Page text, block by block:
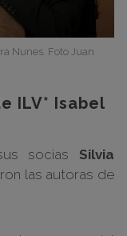
Nunes. Foto Juan
ILV* Isabel
socias Silvia
las autoras de